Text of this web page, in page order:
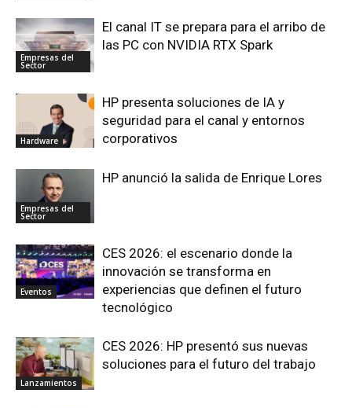
Empresas del
Sector
El canal IT se prepara para el arribo de
las PC con NVIDIA RTX Spark
Hardware
HP presenta soluciones de IA y
seguridad para el canal y entornos
corporativos
Empresas del
Sector
HP anunció la salida de Enrique Lores
Eventos
CES 2026: el escenario donde la
innovación se transforma en
experiencias que definen el futuro
tecnológico
Lanzamientos
CES 2026: HP presentó sus nuevas
soluciones para el futuro del trabajo